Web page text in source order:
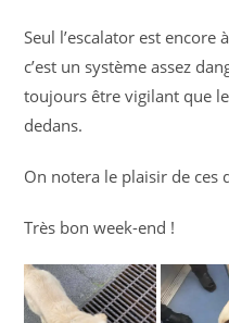
Seul l’escalator est
c’est un système assez
toujours être vigilant que
dedans.
On notera le plaisir de
Très bon week-end !